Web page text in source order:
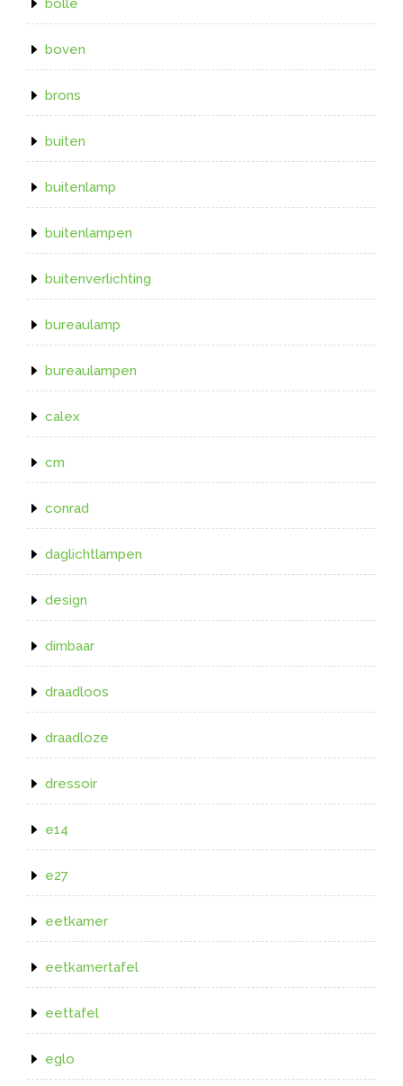
bolle
boven
brons
buiten
buitenlamp
buitenlampen
buitenverlichting
bureaulamp
bureaulampen
calex
cm
conrad
daglichtlampen
design
dimbaar
draadloos
draadloze
dressoir
e14
e27
eetkamer
eetkamertafel
eettafel
eglo